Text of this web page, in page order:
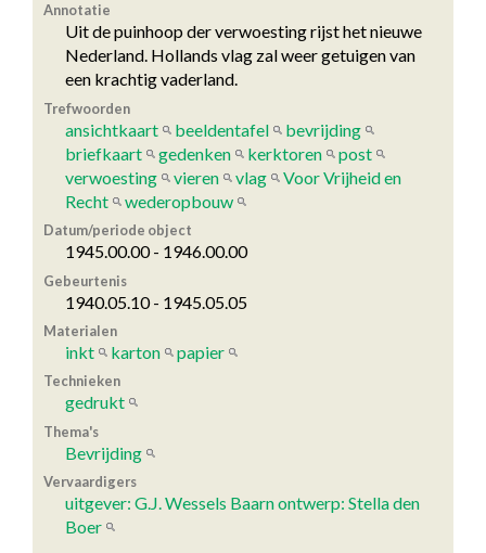
Annotatie
Uit de puinhoop der verwoesting rijst het nieuwe
Nederland. Hollands vlag zal weer getuigen van
een krachtig vaderland.
Trefwoorden
ansichtkaart beeldentafel
bevrijding
briefkaart
gedenken kerktoren
post
verwoesting
vieren vlag
Voor Vrijheid en
Recht
wederopbouw
Datum/periode object
1945.00.00 - 1946.00.00
Gebeurtenis
1940.05.10 - 1945.05.05
Materialen
inkt karton papier
Technieken
gedrukt
Thema's
Bevrijding
Vervaardigers
uitgever: G.J. Wessels Baarn ontwerp: Stella den
Boer